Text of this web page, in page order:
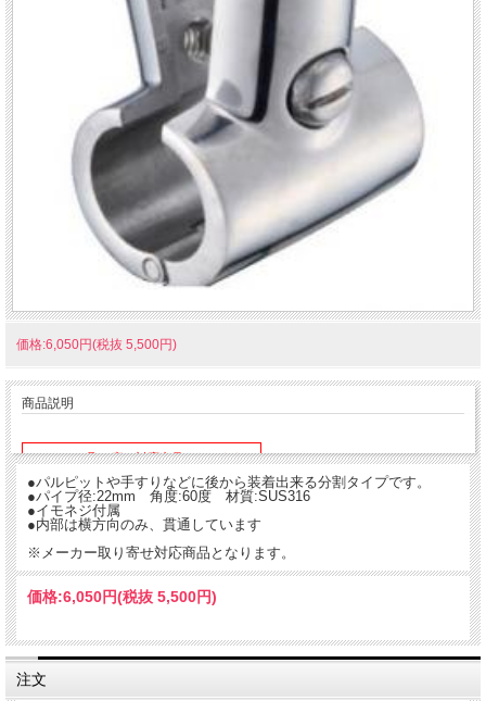
価格:6,050円(税抜 5,500円)
商品説明
※メーカー取り寄せ対応商品となります。
納期をご確認ください。
●パルピットや手すりなどに後から装着出来る分割タイプです。
●パイプ径:22mm 角度:60度 材質:SUS316
●イモネジ付属
●内部は横方向のみ、貫通しています
※メーカー取り寄せ対応商品となります。
価格:6,050円(税抜 5,500円)
注文